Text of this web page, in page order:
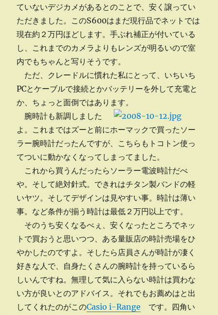
ていないデジカメがあるとのことで、安く譲ってい
ただきました。このS600はまだ現行品でネットでは
現在約２万円ほどします。手ぶれ補正が付いている
し、これまでのカメラよりもレンズが明るいので室
内でもちゃんと写りそうです。
ただ、クレードルに慣れた私にとって、いちいち
PCとケーブルで接続とかバッテリーを外して充電と
か、ちょっと面倒ではあります。
腕時計も新調しました
よ。これまではズーと前にホーマックで買ったソー
ラー腕時計だったんですが、こちらもトコトン使っ
てついに動かなくなってしまってました。
これから買うんだったらソーラー電波時計だべ
や。そして絶対針式。できれはチタン製バンドの軽
いヤツ。そしてデザインは見やすい事。時計は薄い
事。など条件が揃う時計は最低２万円以上です。
そのうち安くなるべぇ、安くなったところでネッ
トで買おうと思いつつ、ある量販店の時計売場をひ
やかしたのですよ。そしたら店員さんが時計が凄く
好きな人で、自身たくさんの腕時計を持っているら
しいんですね。無理して気に入らない時計は買わな
い方が良いとのアドバイス。それでもお薦めはと出
してくれたのがこのCasio i-Range です。四角い